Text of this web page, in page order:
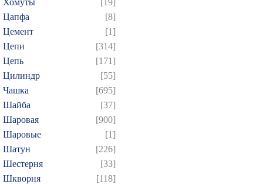
Хомуты
[19]
Цапфа
[8]
Цемент
[1]
Цепи
[314]
Цепь
[171]
Цилиндр
[55]
Чашка
[695]
Шайба
[37]
Шаровая
[900]
Шаровые
[1]
Шатун
[226]
Шестерня
[33]
Шкворня
[118]